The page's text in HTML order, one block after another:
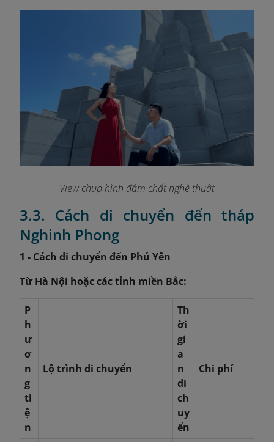
View chụp hình đậm chất nghệ thuật
3.3. Cách di chuyển đến tháp
Nghinh Phong
1 - Cách di chuyển đến Phú Yên
Từ Hà Nội hoặc các tỉnh miền Bắc:
P
h
ư
ơ
n
g
ti
ệ
n
Lộ trình di chuyển
Th
ời
gi
a
n
di
ch
uy
ển
Chi phí